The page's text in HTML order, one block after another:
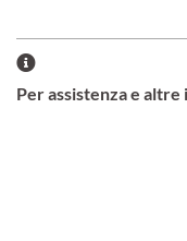
Per assistenza e